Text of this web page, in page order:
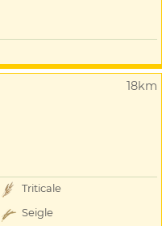
18km
Triticale
Seigle